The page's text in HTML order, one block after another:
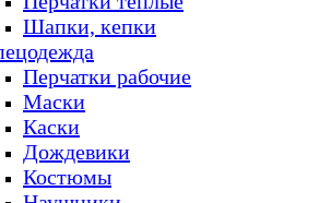
Шапки, кепки
Перчатки рабочие
Маски
Каски
Дождевики
Костюмы